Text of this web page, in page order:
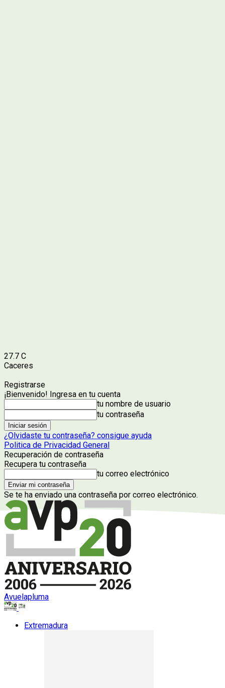
27.7 C
Caceres
Registrarse
¡Bienvenido! Ingresa en tu cuenta
tu nombre de usuario
tu contraseña
¿Olvidaste tu contraseña? consigue ayuda
Politica de Privacidad General
Recuperación de contraseña
Recupera tu contraseña
tu correo electrónico
Se te ha enviado una contraseña por correo electrónico.
Avuelapluma
Extremadura